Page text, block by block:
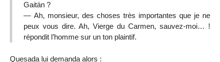
Gaitán ?
— Ah, monsieur, des choses très importantes que je ne
peux vous dire. Ah, Vierge du Carmen, sauvez-moi… !
répondit l’homme sur un ton plaintif.
Quesada lui demanda alors :